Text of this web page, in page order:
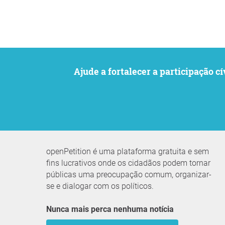
Ajude a fortalecer a participação
openPetition é uma plataforma gratuita e sem
fins lucrativos onde os cidadãos podem tornar
públicas uma preocupação comum, organizar-
se e dialogar com os políticos.
Nunca mais perca nenhuma notícia